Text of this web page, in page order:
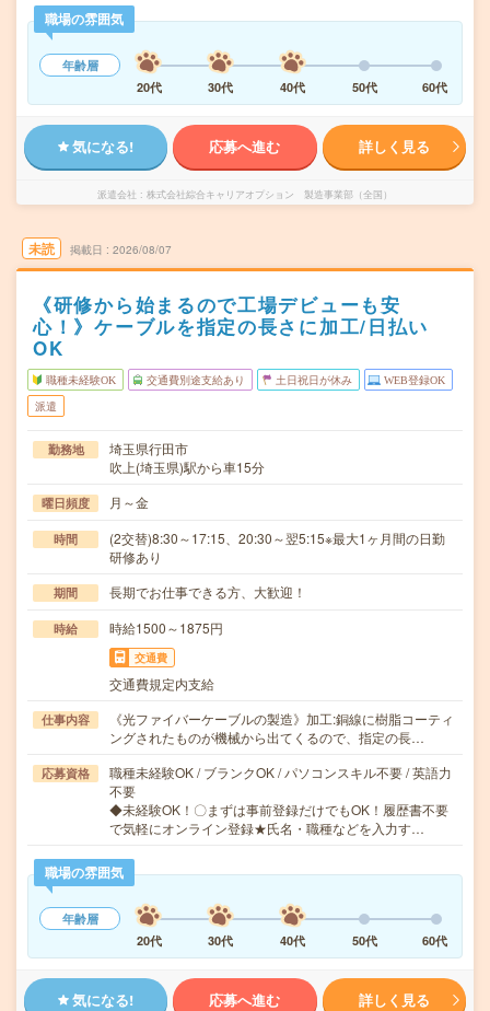
職場の雰囲気
年齢層
20代
30代 40代 50代 60代
気になる! 応募へ進む 詳しく見る
派遣会社 株式会社綜合キャリアオプション 製造事業部（全国）
未読 掲載日 2026/08/07
《研修から始まるので工場デビューも安
心！》ケーブルを指定の長さに加工/日払い
OK
職種未経験OK 交通費別途支給あり 土日祝日が休み WEB登録OK
派遣
勤務地
埼玉県行田市
吹上(埼玉県)駅から車15分
曜日頻度 月～金
時間
(2交替)8:30～17:15、20:30～翌5:15※最大1ヶ月間の日勤
研修あり
期間 長期でお仕事できる方、大歓迎！
時給 時給1500～1875円
交通費
交通費規定内支給
仕事内容
《光ファイバーケーブルの製造》加工:銅線に樹脂コーティ
ングされたものが機械から出てくるので、指定の長…
応募資格
職種未経験OK / ブランクOK / パソコンスキル不要 / 英語力
不要
◆未経験OK！〇まずは事前登録だけでもOK！履歴書不要
で気軽にオンライン登録★氏名・職種などを入力す…
職場の雰囲気
年齢層
20代
30代 40代 50代 60代
気になる! 応募へ進む 詳しく見る